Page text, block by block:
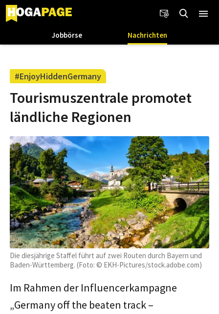
Jobbörse Nachrichten
#EnjoyHiddenGermany
Tourismuszentrale promotet
ländliche Regionen
Die diesjährige Staffel führt auf zwei Routen durch Bayern und
Baden-Württemberg. (Foto: © EKH-Pictures/stock.adobe.com)
Im Rahmen der Influencerkampagne
„Germany off the beaten track –